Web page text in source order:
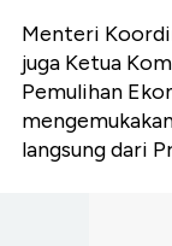
Menteri
juga Ketua
Pemulihan
langsung dari